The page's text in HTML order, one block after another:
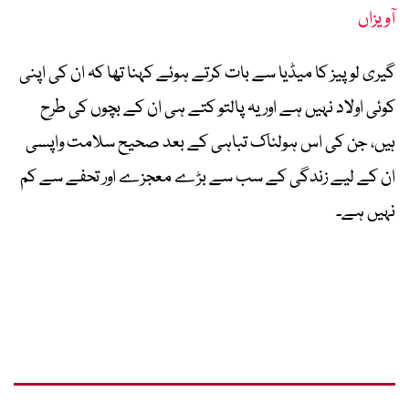
آویزاں
گیری لوپیز کا میڈیا سے بات کرتے ہوئے کہنا تھا کہ ان کی اپنی
کوئی اولاد نہیں ہے اور یہ پالتو کتے ہی ان کے بچوں کی طرح
ہیں، جن کی اس ہولناک تباہی کے بعد صحیح سلامت واپسی
ان کے لیے زندگی کے سب سے بڑے معجزے اور تحفے سے کم
نہیں ہے۔